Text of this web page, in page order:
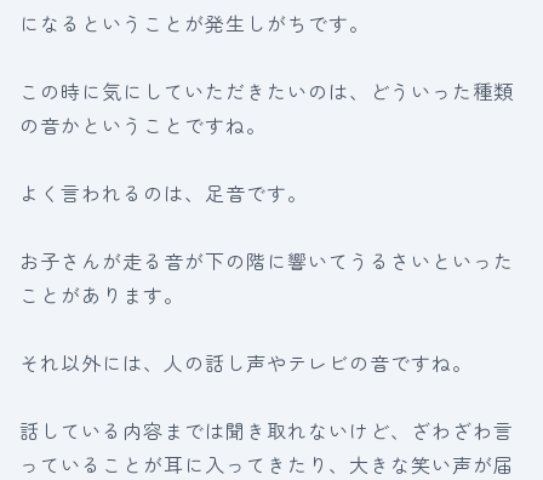
になるということが発生しがちです。
この時に気にしていただきたいのは、どういった種類
の音かということですね。
よく言われるのは、足音です。
お子さんが走る音が下の階に響いてうるさいといった
ことがあります。
それ以外には、人の話し声やテレビの音ですね。
話している内容までは聞き取れないけど、ざわざわ言
っていることが耳に入ってきたり、大きな笑い声が届